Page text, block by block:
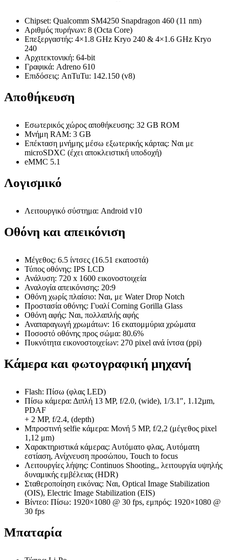
Chipset: Qualcomm SM4250 Snapdragon 460 (11 nm)
Αριθμός πυρήνων: 8 (Octa Core)
Επεξεργαστής: 4×1.8 GHz Kryo 240 & 4×1.6 GHz Kryo
240
Αρχιτεκτονική: 64-bit
Γραφικά: Adreno 610
Επιδόσεις: AnTuTu: 142.150 (v8)
Αποθήκευση
Εσωτερικός χώρος αποθήκευσης: 32 GB ROM
Μνήμη RAM: 3 GB
Επέκταση μνήμης μέσω εξωτερικής κάρτας: Ναι με
microSDXC (έχει αποκλειστική υποδοχή)
eMMC 5.1
Λογισμικό
Λειτουργικό σύστημα: Android v10
Οθόνη και απεικόνιση
Μέγεθος: 6.5 ίντσες (16.51 εκατοστά)
Τύπος οθόνης: IPS LCD
Ανάλυση: 720 x 1600 εικονοστοιχεία
Αναλογία απεικόνισης: 20:9
Οθόνη χωρίς πλαίσιο: Ναι, με Water Drop Notch
Προστασία οθόνης: Γυαλί Corning Gorilla Glass
Οθόνη αφής: Ναι, πολλαπλής αφής
Αναπαραγωγή χρωμάτων: 16 εκατομμύρια χρώματα
Ποσοστό οθόνης προς σώμα: 80.6%
Πυκνότητα εικονοστοιχείων: 270 pixel ανά ίντσα (ppi)
Κάμερα και φωτογραφική μηχανή
Flash: Πίσω (φλας LED)
Πίσω κάμερα: Διπλή 13 MP, f/2.0, (wide), 1/3.1″, 1.12µm,
PDAF
+ 2 MP, f/2.4, (depth)
Μπροστινή selfie κάμερα: Μονή 5 MP, f/2,2 (μέγεθος pixel
1,12 μm)
Χαρακτηριστικά κάμερας: Αυτόματο φλας, Αυτόματη
εστίαση, Ανίχνευση προσώπου, Touch to focus
Λειτουργίες λήψης: Continuos Shooting,, λειτουργία υψηλής
δυναμικής εμβέλειας (HDR)
Σταθεροποίηση εικόνας: Ναι, Optical Image Stabilization
(OIS), Electric Image Stabilization (EIS)
Βίντεο: Πίσω: 1920×1080 @ 30 fps, εμπρός: 1920×1080 @
30 fps
Μπαταρία